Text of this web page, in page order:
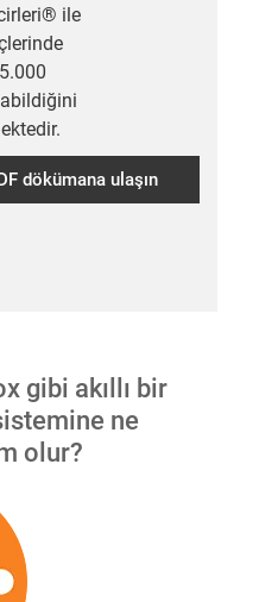
ile
dökümana ulaşın
gibi akıllı bir
ne
olur?